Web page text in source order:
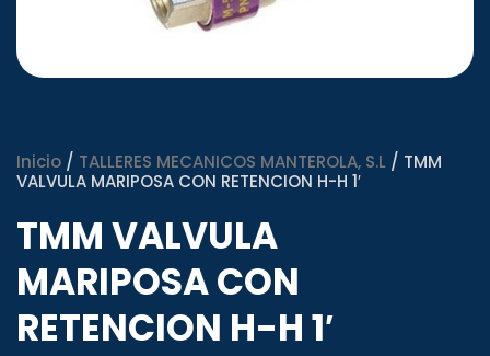
Inicio / TALLERES MECANICOS MANTEROLA, S.L / TMM
VALVULA MARIPOSA CON RETENCION H-H 1′
TMM VALVULA
MARIPOSA CON
RETENCION H-H 1′